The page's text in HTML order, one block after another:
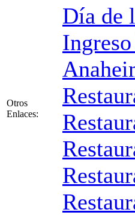
Otros
Enlaces:
Día de